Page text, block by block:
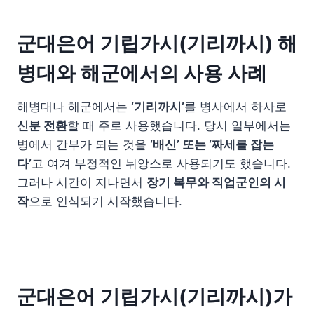
군대은어 기립가시(기리까시) 해
병대와 해군에서의 사용 사례
해병대나 해군에서는 ‘기리까시’를 병사에서 하사로
신분 전환할 때 주로 사용했습니다. 당시 일부에서는
병에서 간부가 되는 것을 ‘배신’ 또는 ‘짜세를 잡는
다’고 여겨 부정적인 뉘앙스로 사용되기도 했습니다.
그러나 시간이 지나면서 장기 복무와 직업군인의 시
작으로 인식되기 시작했습니다.
군대은어 기립가시(기리까시)가